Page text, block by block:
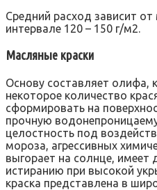
Средний расход зависит
интервале 120 – 150 г/м2.
Масляные краски
Основу составляет олифа,
некоторое количество
сформировать на
прочную
целостность под
мороза, агрессивных
выгорает на солнце, имеет
истиранию при высокой
краска представлена в